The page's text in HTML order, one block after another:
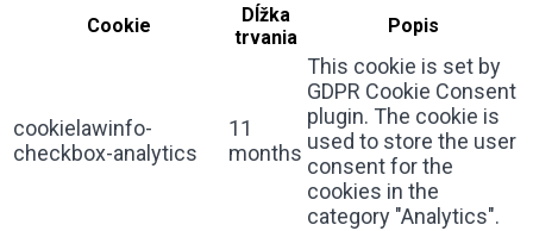
Cookie
Dĺžka
trvania
Popis
cookielawinfo-
checkbox-analytics
11
months
This cookie is set by
GDPR Cookie Consent
plugin. The cookie is
used to store the user
consent for the
cookies in the
category "Analytics".